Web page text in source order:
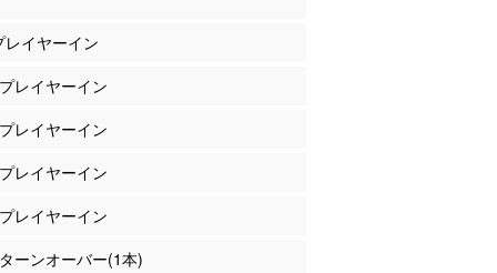
イヤーイン
レイヤーイン
レイヤーイン
レイヤーイン
レイヤーイン
ーンオーバー(1本)